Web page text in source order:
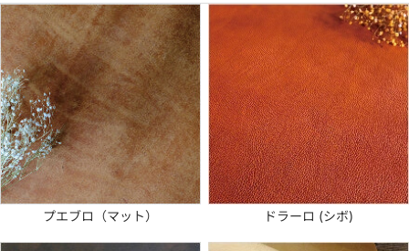
プエブロ（マット） ドラーロ (シボ)